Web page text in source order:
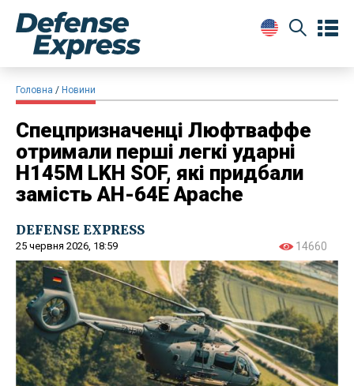
Головна Новини
Спецпризначенці Люфтваффе
отримали перші легкі ударні
H145M LKH SOF, які придбали
замість AH-64E Apache
DEFENSE EXPRESS
25 червня 2026, 18:59 14660